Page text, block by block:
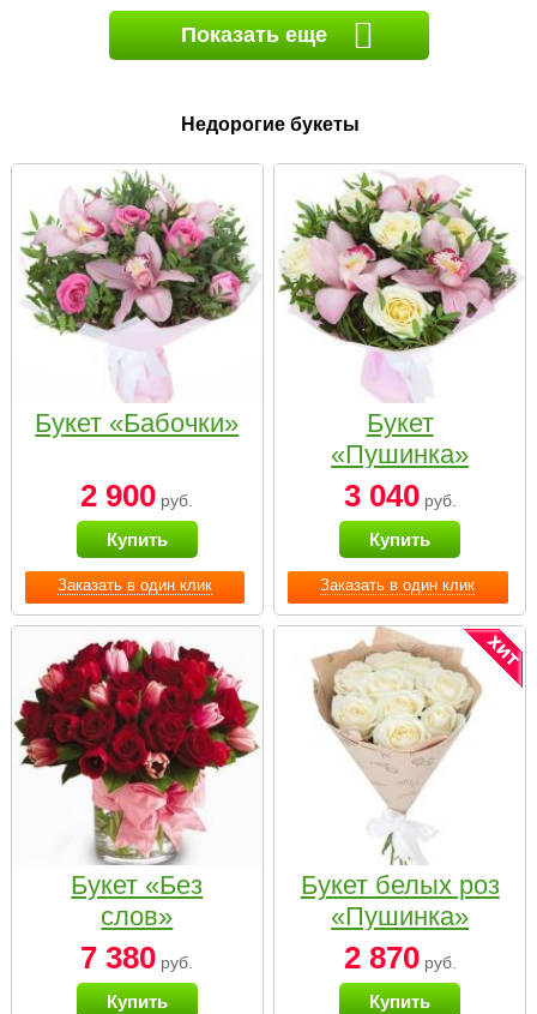
Показать еще
Недорогие букеты
Заказать в один клик
Букет «Бабочки»
2 900 руб.
Купить
Заказать в один клик
Букет
«Пушинка»
3 040руб.
Купить
Букет «Без
слов»
7 380 руб.
Купить
Букет белых роз
«Пушинка»
2 870руб.
Купить